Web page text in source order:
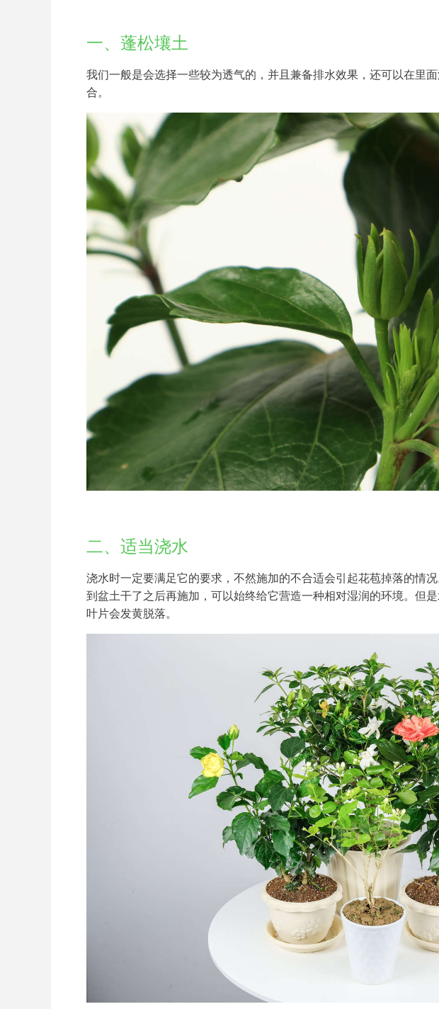
一、蓬松壤土
我们一般是会选择一些较为透气的，并且兼备排水效果，还可以在里
合。
二、适当浇水
浇水时一定要满足它的要求，不然施加的不合适会引起花苞掉落的情
到盆土干了之后再施加，可以始终给它营造一种相对湿润的环境。但
叶片会发黄脱落。